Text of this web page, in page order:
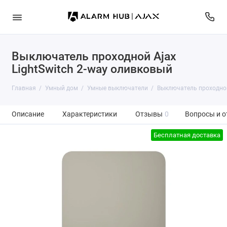
Выключатель проходной Ajax
LightSwitch 2-way оливковый
Главная Умный дом Умные выключатели Выключатель
Описание Характеристики Отзывы 0 Вопросы и
Бесплатная доставка